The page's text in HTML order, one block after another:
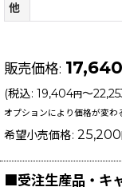
他
販売価格: 17,640
(税込: 19,404円～
オプションにより価格が変わ
希望小売価格: 25,200
■受注生産品・キ